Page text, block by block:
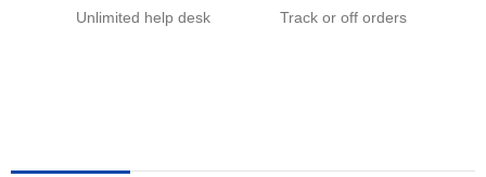
Unlimited help desk Track or off orders